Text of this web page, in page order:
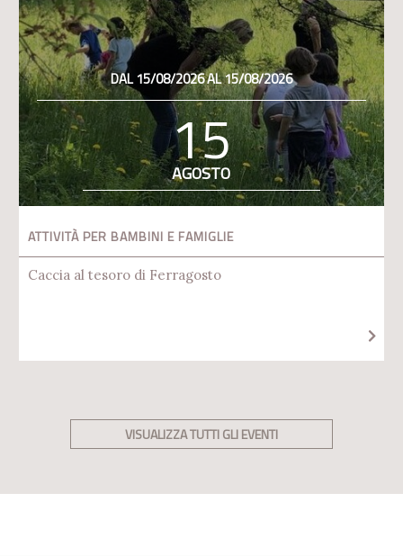
DAL 15/08/2026 AL 15/08/2026
15
AGOSTO
ATTIVITÀ PER BAMBINI E FAMIGLIE
Caccia al tesoro di Ferragosto
VISUALIZZA TUTTI GLI EVENTI